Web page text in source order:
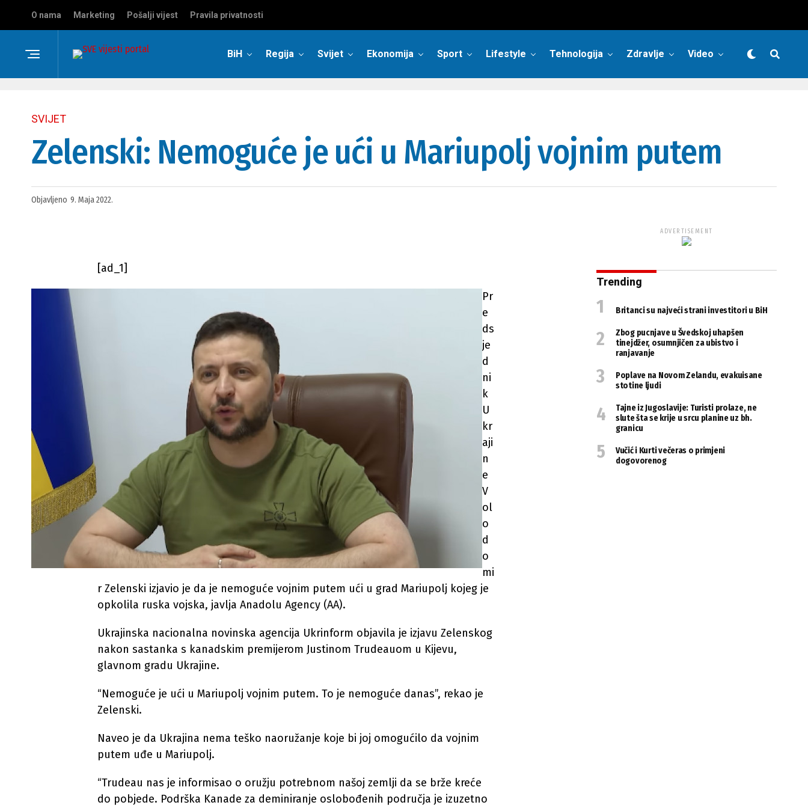
O nama Marketing Pošalji vijest Pravila privatnosti
BiH Regija Svijet Ekonomija Sport Lifestyle Tehnologija Zdravlje Video
SVIJET
Zelenski: Nemoguće je ući u Mariupolj vojnim putem
Objavljeno 9. Maja 2022.
[ad_1]
Pr
e
ds
je
d
ni
k
U
kr
aji
n
e
V
ol
o
d
o
mi
r Zelenski izjavio je da je nemoguće vojnim putem ući u grad Mariupolj kojeg je
opkolila ruska vojska, javlja Anadolu Agency (AA).
Ukrajinska nacionalna novinska agencija Ukrinform objavila je izjavu Zelenskog
nakon sastanka s kanadskim premijerom Justinom Trudeauom u Kijevu,
glavnom gradu Ukrajine.
“Nemoguće je ući u Mariupolj vojnim putem. To je nemoguće danas”, rekao je
Zelenski.
Naveo je da Ukrajina nema teško naoružanje koje bi joj omogućilo da vojnim
putem uđe u Mariupolj.
“Trudeau nas je informisao o oružju potrebnom našoj zemlji da se brže kreće
do pobjede. Podrška Kanade za deminiranje oslobođenih područja je izuzetno
ADVERTISEMENT
Trending
Britanci su najveći strani investitori u BiH
Zbog pucnjave u Švedskoj uhapšen
tinejdžer, osumnjičen za ubistvo i
ranjavanje
Poplave na Novom Zelandu, evakuisane
stotine ljudi
Tajne iz Jugoslavije: Turisti prolaze, ne
slute šta se krije u srcu planine uz bh.
granicu
Vučić i Kurti večeras o primjeni
dogovorenog